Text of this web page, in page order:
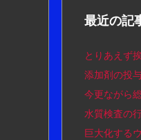
最近の記
とりあえず
添加剤の投
今更ながら
水質検査の
巨大化する